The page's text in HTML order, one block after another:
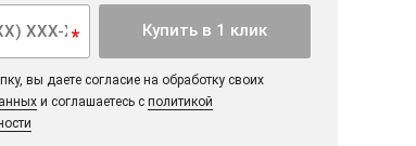
* Купить в 1 клик
вы даете согласие на обработку своих
и соглашаетесь с политикой